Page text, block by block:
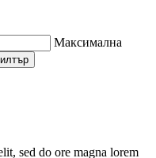
Максимална
sed do ore magna lorem